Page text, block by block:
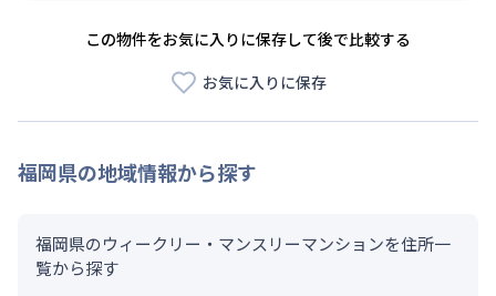
この物件をお気に入りに保存して後で比較する
お気に入りに保存
福岡県の地域情報から探す
福岡県のウィークリー・マンスリーマンションを住所一
覧から探す